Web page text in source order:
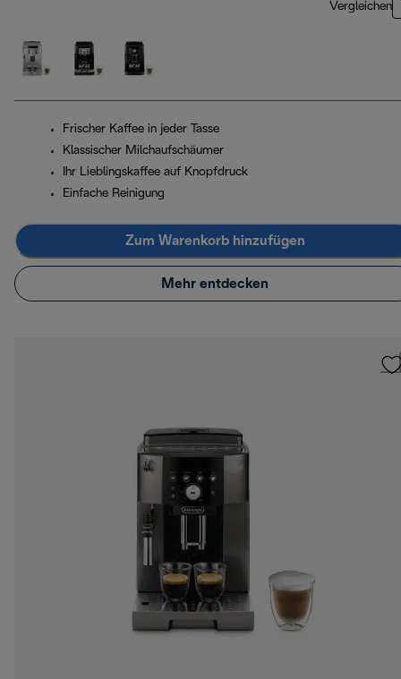
Vergleichen
Frischer Kaffee in jeder Tasse
Klassischer Milchaufschäumer
Ihr Lieblingskaffee auf Knopfdruck
Einfache Reinigung
Zum Warenkorb hinzufügen
Mehr entdecken